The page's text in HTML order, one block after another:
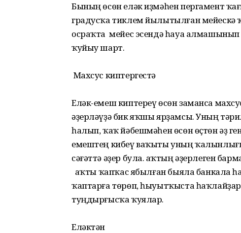
Бының өсөн еләк иҙмәһен пергамент
градусҡа тиклем йылытылған мейескә
осраҡта мейес эсендә һауа
ҡуйыу шарт.
Махсус киптергестә
Еләк-емеш киптереү өсөн заманса
әҙерләүҙә бик яҡшы ярҙамсы. Уның
һалып, ҡаҡ йәбешмәһен өсөн өҫтөн әҙ
емештең кибеү ваҡыты уның
сәғәттә әҙер була. Ҡаҡтың әҙерлеген
Ҡаҡты ҡапҡас ябылған быяла
ҡаптарға төрөп, һыуытҡыста
туңдырғысҡа ҡуялар.
Еләктән